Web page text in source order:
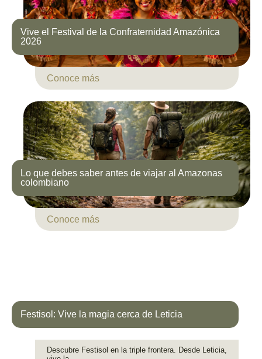
Vive el Festival de la Confraternidad Amazónica
2026
Conoce más
Lo que debes saber antes de viajar al Amazonas
colombiano
Conoce más
Festisol: Vive la magia cerca de Leticia
Descubre Festisol en la triple frontera. Desde Leticia,